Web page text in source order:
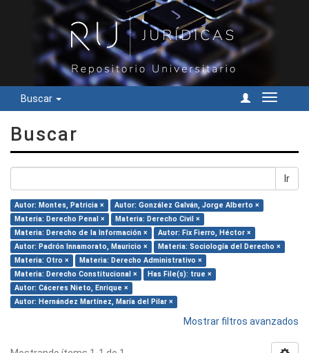
Buscar
Cambiar
Buscar
Ir
Autor: Montes, Patricia ×
Autor: González Galván, Jorge Alberto ×
Materia: Derecho Penal ×
Materia: Derecho Civil ×
Materia: Derecho de la Información ×
Autor: Fix Fierro, Héctor ×
Autor: Padrón Innamorato, Mauricio ×
Materia: Sociología del Derecho ×
Materia: Otro ×
Materia: Derecho Administrativo ×
Materia: Derecho Constitucional ×
Has File(s): true ×
Autor: Cáceres Nieto, Enrique ×
Autor: Hernández Martínez, María del Pilar ×
Mostrar filtros avanzados